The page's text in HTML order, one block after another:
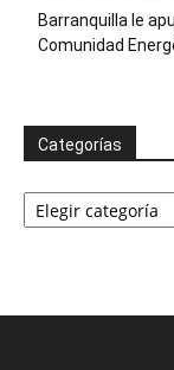
Barranquilla le
Comunidad
Categorías
Categorías